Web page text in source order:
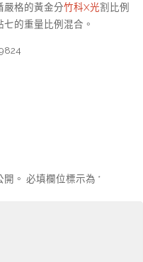
嚴格的黃金分竹科X光割比例
的重量比例混合。
。 必填欄位標示為 *